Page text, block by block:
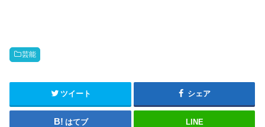
芸能
ツイート シェア
はてブ LINE